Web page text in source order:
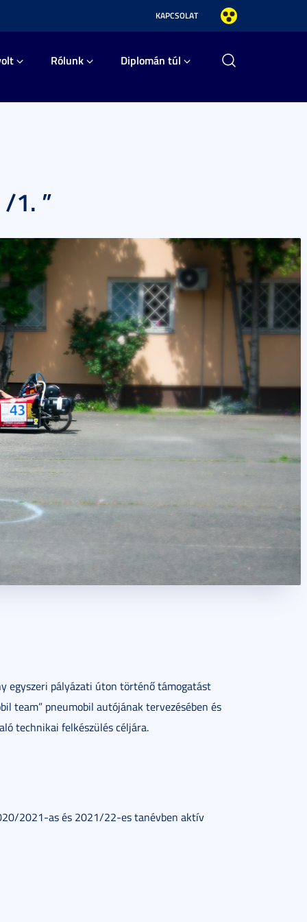
KAPCSOLAT
Rólunk Diplomán túl
1. ”
egyszeri pályázati úton történő támogatást
team” pneumobil autójának tervezésében és
technikai felkészülés céljára.
2021-as és 2021/22-es tanévben aktív